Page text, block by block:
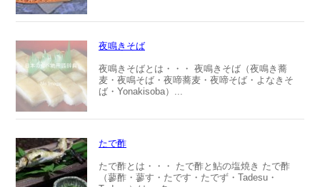
夜鳴きそば
夜鳴きそばとは・・・ 夜鳴きそば（夜鳴き蕎
麦・夜鳴そば・夜啼蕎麦・夜啼そば・よなきそ
ば・Yonakisoba）...
たで酢
たで酢とは・・・ たで酢と鮎の塩焼き たで酢
（蓼酢・蓼す・たです・たでず・Tadesu・